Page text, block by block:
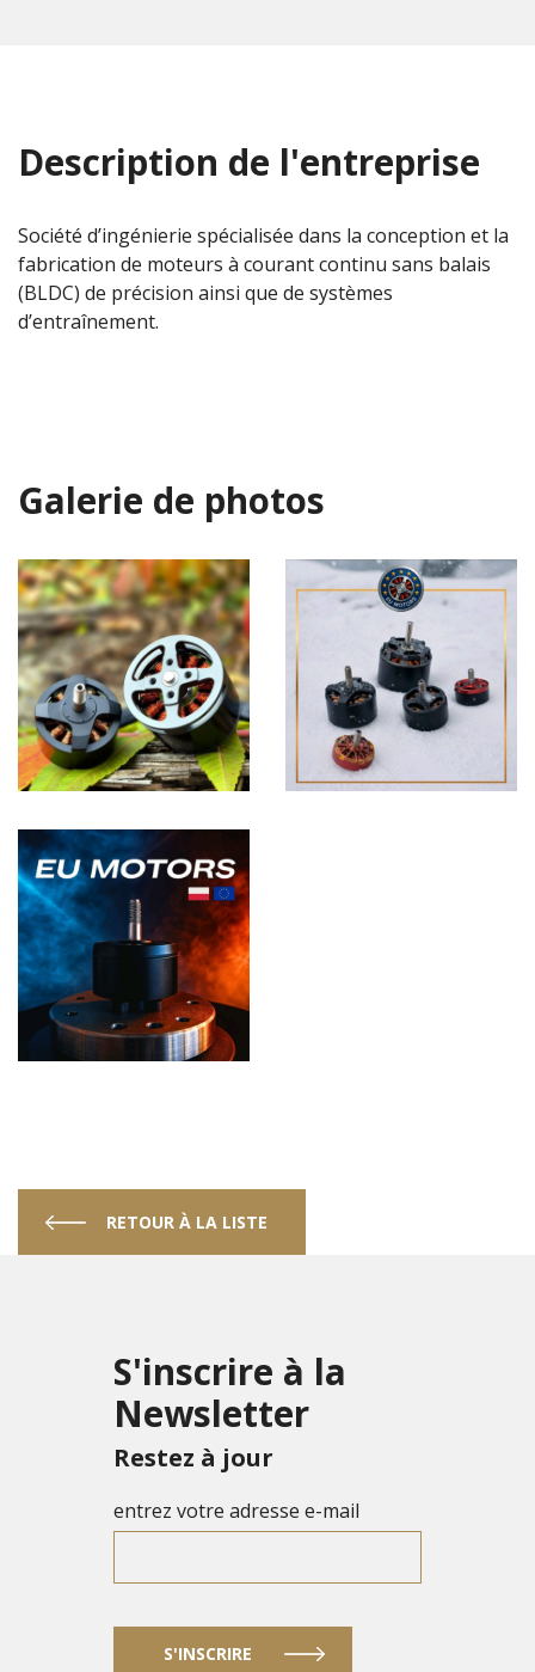
Description de l'entreprise
Société d’ingénierie spécialisée dans la conception et la
fabrication de moteurs à courant continu sans balais
(BLDC) de précision ainsi que de systèmes
d’entraînement.
Galerie de photos
RETOUR À LA LISTE
S'inscrire à la
Newsletter
Restez à jour
entrez votre adresse e-mail
S'INSCRIRE